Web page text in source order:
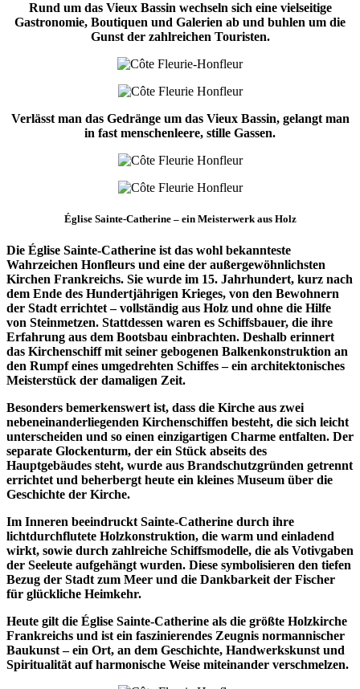
Rund um das Vieux Bassin wechseln sich eine vielseitige
Gastronomie, Boutiquen und Galerien ab und buhlen um die
Gunst der zahlreichen Touristen.
Verlässt man das Gedränge um das Vieux Bassin, gelangt man
in fast menschenleere, stille Gassen.
Église Sainte-Catherine – ein Meisterwerk aus Holz
Die Église Sainte-Catherine ist das wohl bekannteste
Wahrzeichen Honfleurs und eine der außergewöhnlichsten
Kirchen Frankreichs. Sie wurde im 15. Jahrhundert, kurz nach
dem Ende des Hundertjährigen Krieges, von den Bewohnern
der Stadt errichtet – vollständig aus Holz und ohne die Hilfe
von Steinmetzen. Stattdessen waren es Schiffsbauer, die ihre
Erfahrung aus dem Bootsbau einbrachten. Deshalb erinnert
das Kirchenschiff mit seiner gebogenen Balkenkonstruktion an
den Rumpf eines umgedrehten Schiffes – ein architektonisches
Meisterstück der damaligen Zeit.
Besonders bemerkenswert ist, dass die Kirche aus zwei
nebeneinanderliegenden Kirchenschiffen besteht, die sich leicht
unterscheiden und so einen einzigartigen Charme entfalten. Der
separate Glockenturm, der ein Stück abseits des
Hauptgebäudes steht, wurde aus Brandschutzgründen getrennt
errichtet und beherbergt heute ein kleines Museum über die
Geschichte der Kirche.
Im Inneren beeindruckt Sainte-Catherine durch ihre
lichtdurchflutete Holzkonstruktion, die warm und einladend
wirkt, sowie durch zahlreiche Schiffsmodelle, die als Votivgaben
der Seeleute aufgehängt wurden. Diese symbolisieren den tiefen
Bezug der Stadt zum Meer und die Dankbarkeit der Fischer
für glückliche Heimkehr.
Heute gilt die Église Sainte-Catherine als die größte Holzkirche
Frankreichs und ist ein faszinierendes Zeugnis normannischer
Baukunst – ein Ort, an dem Geschichte, Handwerkskunst und
Spiritualität auf harmonische Weise miteinander verschmelzen.